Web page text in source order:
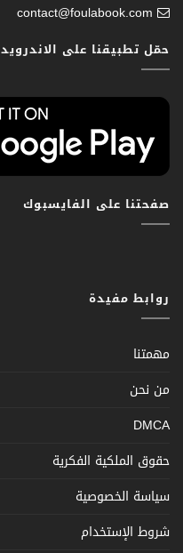
contact@foulabook.com
حمّل تطبيقنا على الاندرويد
صفحتنا على الفايسبوك
روابط مفيدة
مهمتنا
من نحن
DMCA
حقوق الملكية الفكرية
سياسة الخصوصية
شروط الإستخدام